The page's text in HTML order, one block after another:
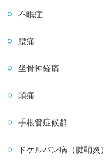
不眠症
腰痛
坐骨神経痛
頭痛
手根管症候群
ドケルバン病（腱鞘炎）